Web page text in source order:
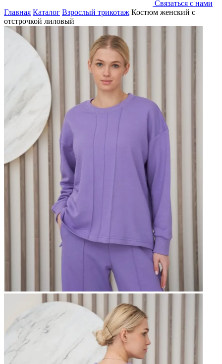
Связаться с нами
Главная Каталог Взрослый трикотаж Костюм женский с
отстрочкой лиловый